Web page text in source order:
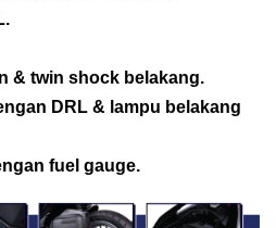
& twin shock belakang.
DRL & lampu belakang
fuel gauge.